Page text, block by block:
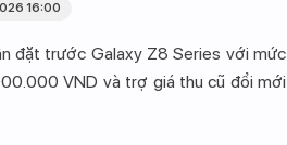
đặt trước Galaxy Z8 Series với mức
VND và trợ giá thu cũ đổi mới
16:00